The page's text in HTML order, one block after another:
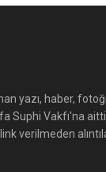
yazı, haber,
Suphi Vakfı'na
verilmeden